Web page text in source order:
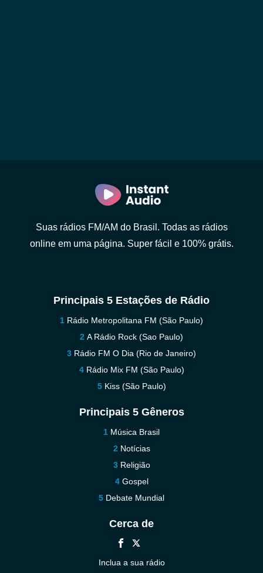
Suas rádios FM/AM do Brasil. Todas as rádios
online em uma página. Super fácil e 100% grátis.
Principais 5 Estações de Rádio
Rádio Metropolitana FM (São Paulo)
A Rádio Rock (Sao Paulo)
Rádio FM O Dia (Rio de Janeiro)
Rádio Mix FM (São Paulo)
Kiss (São Paulo)
Principais 5 Gêneros
Música Brasil
Notícias
Religião
Gospel
Debate Mundial
Cerca de
Inclua a sua rádio